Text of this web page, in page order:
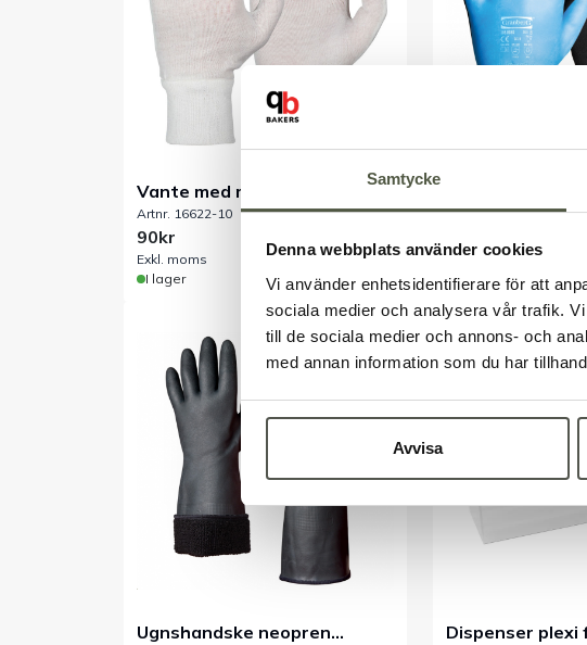
Samtycke
Denna webbplats använder cookies
Vi använder enhetsidentifierare för att
sociala medier och analysera vår trafik.
till de sociala medier och annons- och
med annan information som du har
Avvisa
Vante med mudd
polyester/bomull, stl 10
Artnr. 16622-10
90kr
Exkl. moms
I lager
Artnr. 16689-8
Exkl. moms
I lager
Ugnshandske neopren
Dispenser plexi
Fortsätt